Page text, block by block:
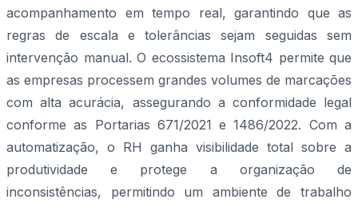
acompanhamento em tempo real, garantindo que as
regras de escala e tolerâncias sejam seguidas sem
intervenção manual. O ecossistema Insoft4 permite que
as empresas processem grandes volumes de marcações
com alta acurácia, assegurando a conformidade legal
conforme as Portarias 671/2021 e 1486/2022. Com a
automatização, o RH ganha visibilidade total sobre a
produtividade e protege a organização de
inconsistências, permitindo um ambiente de trabalho